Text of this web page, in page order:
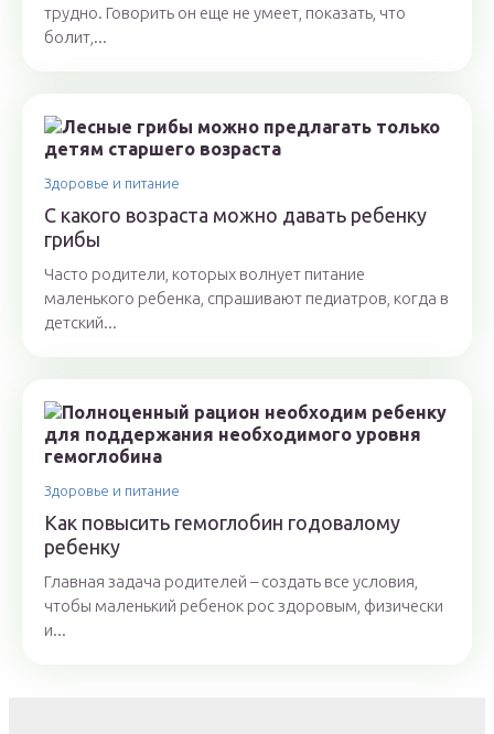
трудно. Говорить он еще не умеет, показать, что
болит,...
Здоровье и питание
С какого возраста можно давать ребенку
грибы
Часто родители, которых волнует питание
маленького ребенка, спрашивают педиатров, когда в
детский...
Здоровье и питание
Как повысить гемоглобин годовалому
ребенку
Главная задача родителей – создать все условия,
чтобы маленький ребенок рос здоровым, физически
и...